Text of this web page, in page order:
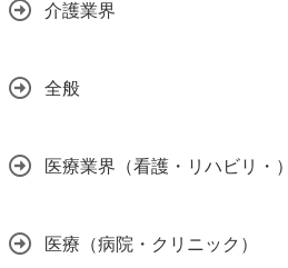
介護業界
全般
医療業界（看護・リハビリ・）
医療（病院・クリニック）